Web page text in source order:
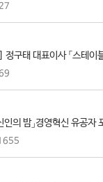
인의 밤」경영혁신 유공